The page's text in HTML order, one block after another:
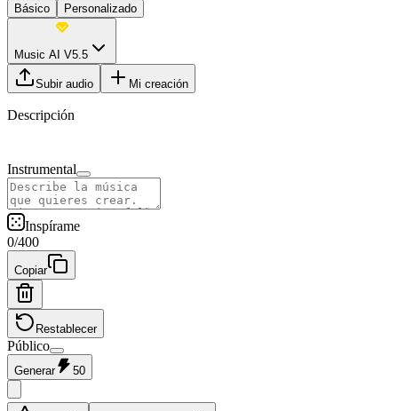
Básico Personalizado
Music AI V5.5
Subir audio Mi creación
Descripción
Instrumental
Inspírame
0/400
Copiar
Restablecer
Público
Generar 50